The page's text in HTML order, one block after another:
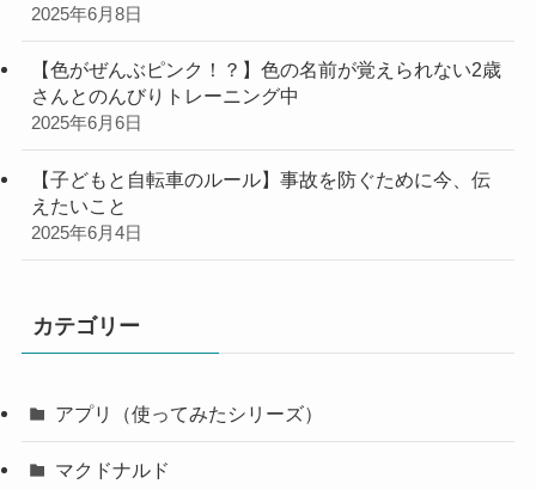
2025年6月8日
【色がぜんぶピンク！？】色の名前が覚えられない2歳
さんとのんびりトレーニング中
2025年6月6日
【子どもと自転車のルール】事故を防ぐために今、伝
えたいこと
2025年6月4日
カテゴリー
アプリ（使ってみたシリーズ）
マクドナルド